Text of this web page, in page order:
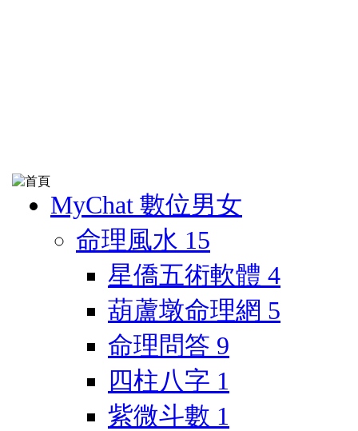
MyChat 數位男女
命理風水 15
星僑五術軟體 4
葫蘆墩命理網 5
命理問答 9
四柱八字 1
紫微斗數 1